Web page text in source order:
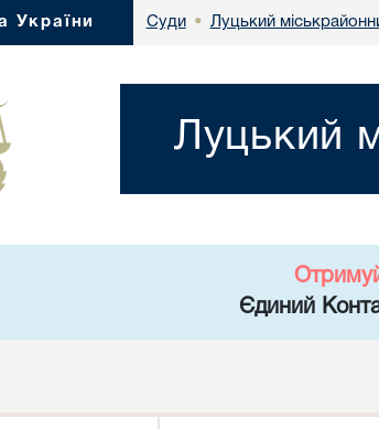
України Суди • Луцький
Луцький
Єдиний